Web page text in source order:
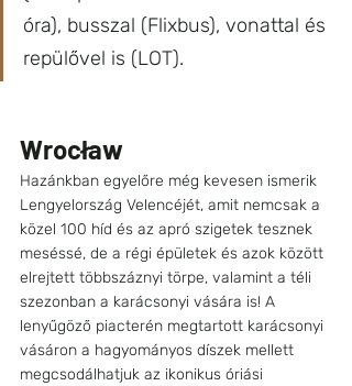
óra), busszal (Flixbus), vonattal és
repülővel is (LOT).
Wrocław
Hazánkban egyelőre még kevesen ismerik
Lengyelország Velencéjét, amit nemcsak a
közel 100 híd és az apró szigetek tesznek
meséssé, de a régi épületek és azok között
elrejtett többszáznyi törpe, valamint a téli
szezonban a karácsonyi vására is! A
lenyűgöző piacterén megtartott karácsonyi
vásáron a hagyományos díszek mellett
megcsodálhatjuk az ikonikus óriási